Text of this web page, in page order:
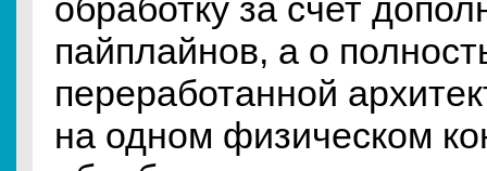
обработку за счет
пайплайнов, а о
переработанной
на одном физическом